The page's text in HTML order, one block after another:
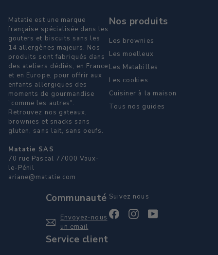
Matatie est une marque
française spécialisée dans les
gouters et biscuits sans les
14 allergènes majeurs. Nos
produits sont fabriqués dans
des ateliers dédiés, en France
et en Europe, pour offrir aux
enfants allergiques des
moments de gourmandise
"comme les autres".
Retrouvez nos gateaux,
brownies et snacks sans
gluten, sans lait, sans oeufs.
Matatie SAS
70 rue Pascal 77000 Vaux-
le-Pénil
ariane@matatie.com
Nos produits
Les brownies
Les moelleux
Les Matabilles
Les cookies
Cuisiner à la maison
Tous nos guides
Communauté
Envoyez-nous
un email
Suivez nous
FacebookInstagram
Service client